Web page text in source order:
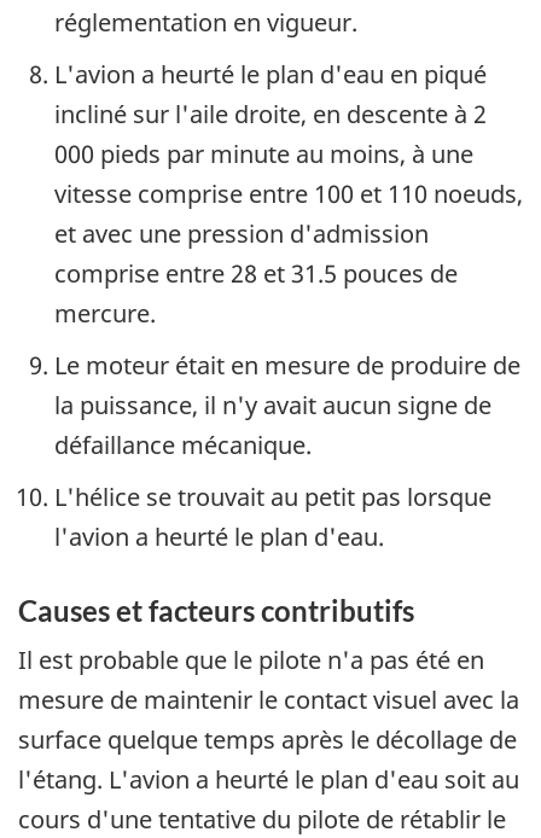
réglementation en vigueur.
L'avion a heurté le plan d'eau en piqué
incliné sur l'aile droite, en descente à 2
000 pieds par minute au moins, à une
vitesse comprise entre 100 et 110 noeuds,
et avec une pression d'admission
comprise entre 28 et 31.5 pouces de
mercure.
Le moteur était en mesure de produire de
la puissance, il n'y avait aucun signe de
défaillance mécanique.
L'hélice se trouvait au petit pas lorsque
l'avion a heurté le plan d'eau.
Causes et facteurs contributifs
Il est probable que le pilote n'a pas été en
mesure de maintenir le contact visuel avec la
surface quelque temps après le décollage de
l'étang. L'avion a heurté le plan d'eau soit au
cours d'une tentative du pilote de rétablir le